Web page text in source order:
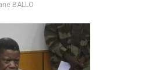
BALLO